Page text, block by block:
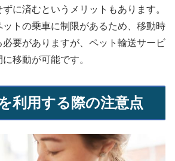
に済むというメリットもあります。
トの乗車に制限があるため、移動時
必要がありますが、ペット輸送サービ
移動が可能です。
利用する際の注意点